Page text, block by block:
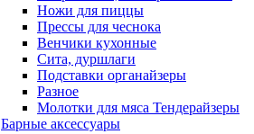
Ножи для пиццы
Прессы для чеснока
Венчики кухонные
Сита, дуршлаги
Подставки органайзеры
Разное
Молотки для мяса Тендерайзеры
Барные аксессуары